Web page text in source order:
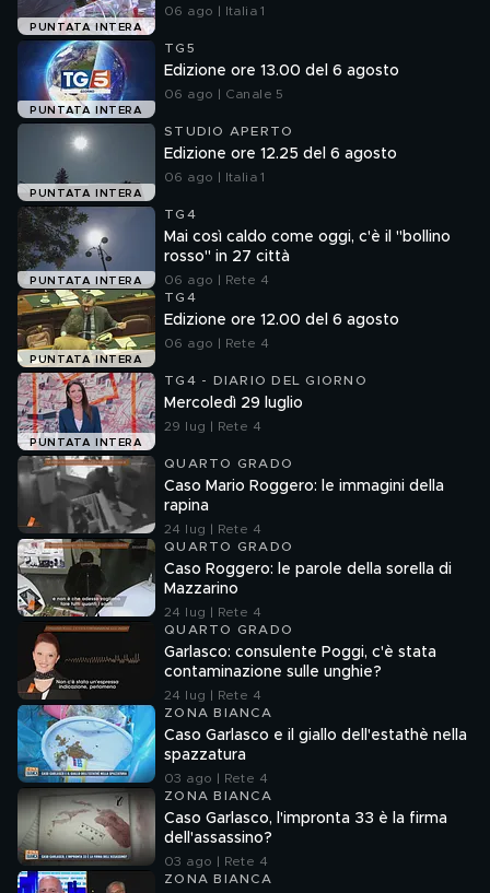
PUNTATA INTERA
06 ago | Italia 1
PUNTATA INTERA
TG5
Edizione ore 13.00 del 6 agosto
06 ago | Canale 5
PUNTATA INTERA
STUDIO APERTO
Edizione ore 12.25 del 6 agosto
06 ago | Italia 1
PUNTATA INTERA
TG4
Mai così caldo come oggi, c'è il "bollino
rosso" in 27 città
06 ago | Rete 4
PUNTATA INTERA
TG4
Edizione ore 12.00 del 6 agosto
06 ago | Rete 4
PUNTATA INTERA
TG4 - DIARIO DEL GIORNO
Mercoledì 29 luglio
29 lug | Rete 4
QUARTO GRADO
Caso Mario Roggero: le immagini della
rapina
24 lug | Rete 4
QUARTO GRADO
Caso Roggero: le parole della sorella di
Mazzarino
24 lug | Rete 4
QUARTO GRADO
Garlasco: consulente Poggi, c'è stata
contaminazione sulle unghie?
24 lug | Rete 4
ZONA BIANCA
Caso Garlasco e il giallo dell'estathè nella
spazzatura
03 ago | Rete 4
ZONA BIANCA
Caso Garlasco, l'impronta 33 è la firma
dell'assassino?
03 ago | Rete 4
ZONA BIANCA